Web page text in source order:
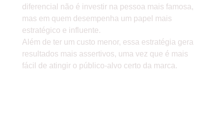
diferencial não é investir na pessoa mais famosa,
mas em quem desempenha um papel mais
estratégico e influente.
Além de ter um custo menor, essa estratégia gera
resultados mais assertivos, uma vez que é mais
fácil de atingir o público-alvo certo da marca.